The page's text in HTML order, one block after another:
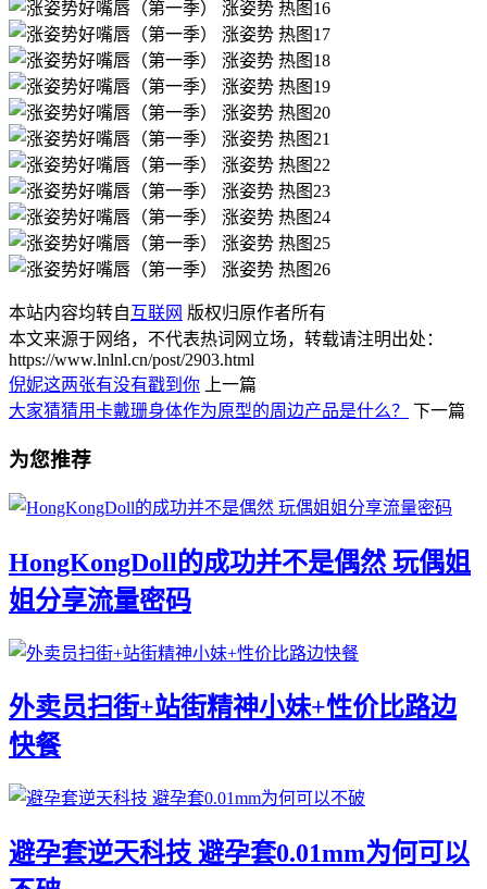
本站内容均转自互联网 版权归原作者所有
本文来源于网络，不代表热词网立场，转载请注明出处：
https://www.lnlnl.cn/post/2903.html
倪妮这两张有没有戳到你
上一篇
大家猜猜用卡戴珊身体作为原型的周边产品是什么？
下一篇
为您推荐
HongKongDoll的成功并不是偶然 玩偶姐
姐分享流量密码
外卖员扫街+站街精神小妹+性价比路边
快餐
避孕套逆天科技 避孕套0.01mm为何可以